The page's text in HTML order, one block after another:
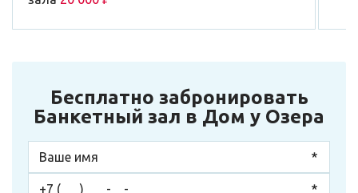
Бесплатно забронировать
Банкетный зал в Дом у Озера